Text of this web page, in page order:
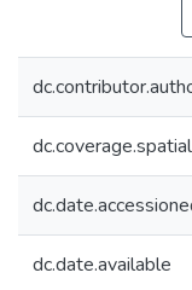
dc.coverage.spatial
dc.date.available